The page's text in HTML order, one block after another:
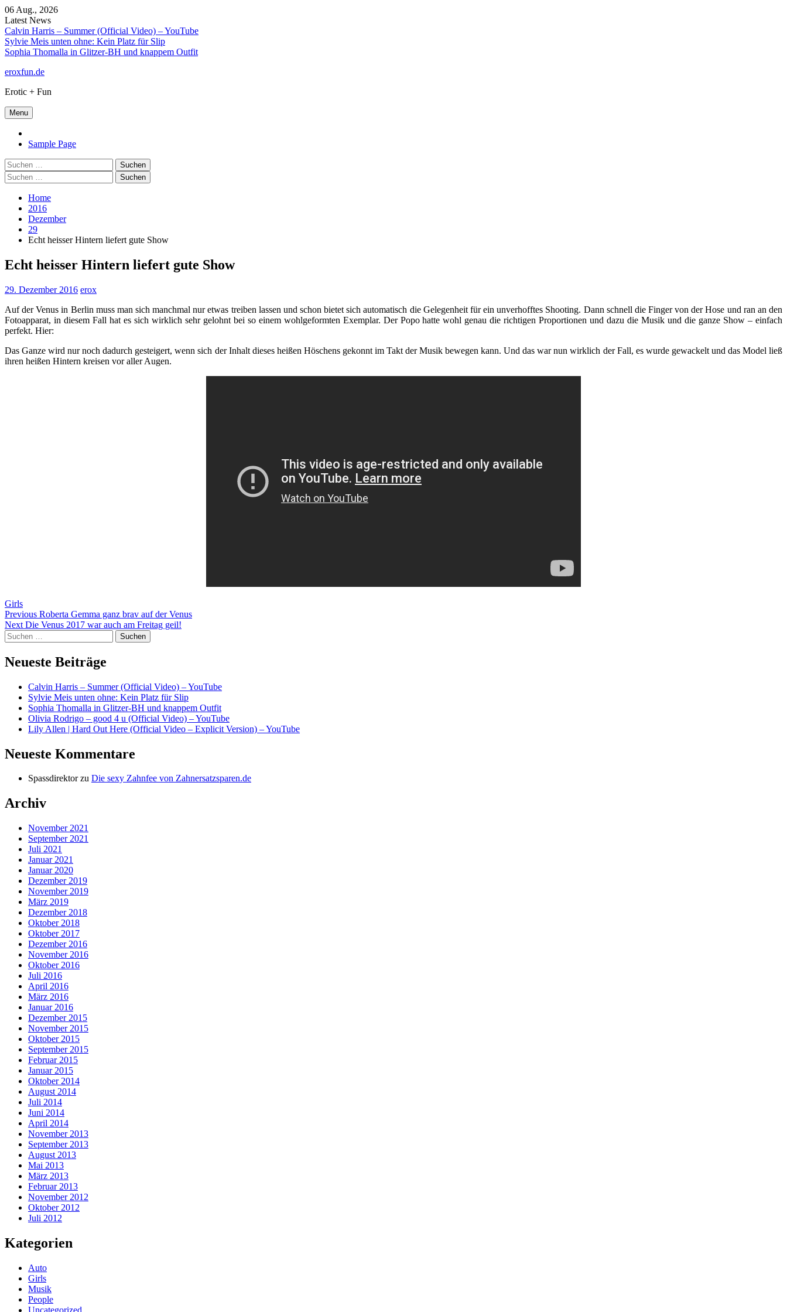
Skip
to
content
06 Aug., 2026
Latest News
Calvin Harris – Summer (Official Video) – YouTube
Sylvie Meis unten ohne: Kein Platz für Slip
Sophia Thomalla in Glitzer-BH und knappem Outfit
eroxfun.de
Erotic + Fun
Menu
Sample Page
Suchen
nach:
Suchen
nach:
Home
2016
Dezember
29
Echt heisser Hintern liefert gute Show
Echt heisser Hintern liefert gute Show
29. Dezember 2016 erox
Auf der Venus in Berlin muss man sich manchmal nur etwas treiben lassen und schon bietet sich automatisch die Gelegenheit für ein unverhofftes Shooting. Dann schnell die Finger von der Hose und ran an den
Fotoapparat, in diesem Fall hat es sich wirklich sehr gelohnt bei so einem wohlgeformten Exemplar. Der Popo hatte wohl genau die richtigen Proportionen und dazu die Musik und die ganze Show – einfach
perfekt. Hier:
Das Ganze wird nur noch dadurch gesteigert, wenn sich der Inhalt dieses heißen Höschens gekonnt im Takt der Musik bewegen kann. Und das war nun wirklich der Fall, es wurde gewackelt und das Model ließ
ihren heißen Hintern kreisen vor aller Augen.
Girls
Beitragsnavigation
Previous Previous
post:
Roberta Gemma ganz brav auf der Venus
Next Next
post:
Die Venus 2017 war auch am Freitag geil!
Suchen
nach:
Neueste Beiträge
Calvin Harris – Summer (Official Video) – YouTube
Sylvie Meis unten ohne: Kein Platz für Slip
Sophia Thomalla in Glitzer-BH und knappem Outfit
Olivia Rodrigo – good 4 u (Official Video) – YouTube
Lily Allen | Hard Out Here (Official Video – Explicit Version) – YouTube
Neueste Kommentare
Spassdirektorzu Die sexy Zahnfee von Zahnersatzsparen.de
Archiv
November 2021
September 2021
Juli 2021
Januar 2021
Januar 2020
Dezember 2019
November 2019
März 2019
Dezember 2018
Oktober 2018
Oktober 2017
Dezember 2016
November 2016
Oktober 2016
Juli 2016
April 2016
März 2016
Januar 2016
Dezember 2015
November 2015
Oktober 2015
September 2015
Februar 2015
Januar 2015
Oktober 2014
August 2014
Juli 2014
Juni 2014
April 2014
November 2013
September 2013
August 2013
Mai 2013
März 2013
Februar 2013
November 2012
Oktober 2012
Juli 2012
Kategorien
Auto
Girls
Musik
People
Uncategorized